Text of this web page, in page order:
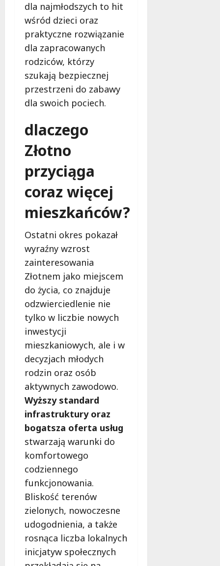
dla najmłodszych to hit
wśród dzieci oraz
praktyczne rozwiązanie
dla zapracowanych
rodziców, którzy
szukają bezpiecznej
przestrzeni do zabawy
dla swoich pociech.
dlaczego
Złotno
przyciąga
coraz więcej
mieszkańców?
Ostatni okres pokazał
wyraźny wzrost
zainteresowania
Złotnem jako miejscem
do życia, co znajduje
odzwierciedlenie nie
tylko w liczbie nowych
inwestycji
mieszkaniowych, ale i w
decyzjach młodych
rodzin oraz osób
aktywnych zawodowo.
Wyższy standard
infrastruktury oraz
bogatsza oferta usług
stwarzają warunki do
komfortowego
codziennego
funkcjonowania.
Bliskość terenów
zielonych, nowoczesne
udogodnienia, a także
rosnąca liczba lokalnych
inicjatyw społecznych